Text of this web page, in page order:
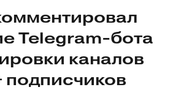
Telegram-бота
каналов
подписчиков